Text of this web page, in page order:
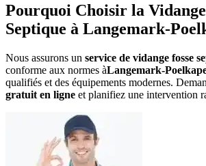
Pourquoi Choisir la Vidange
Septique à Langemark-
Nous assurons un service de vidange fosse
conforme aux normes àLangemark-
qualifiés et des équipements modernes.
gratuit en ligne et planifiez une intervention